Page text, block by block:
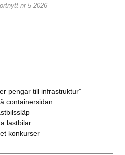
nr 5-2026
pengar till infrastruktur”
containersidan
lastbilar
konkurser